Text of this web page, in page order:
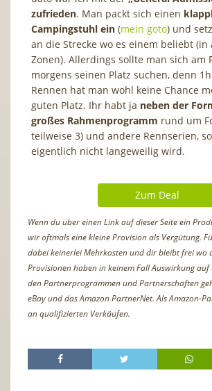
zufrieden. Man packt sich einen
Campingstuhl ein (mein goto) und
an die Strecke wo es einem beliebt (in
Zonen). Allerdings sollte man sich am
morgens seinen Platz suchen, denn
Rennen hat man wohl keine Chance
guten Platz. Ihr habt ja neben der
großes Rahmenprogramm rund um
teilweise 3) und andere Rennserien,
eigentlich nicht langeweilig wird.
Zum Deal
Wenn du über einen Link auf dieser Seite ein
wir oftmals eine kleine Provision als Vergütung.
dabei keinerlei Mehrkosten und dir bleibt frei wo
Provisionen haben in keinem Fall Auswirkung auf
den Partnerprogrammen und Partnerschaften
eBay und das Amazon PartnerNet. Als Amazon-
an qualifizierten Verkäufen.